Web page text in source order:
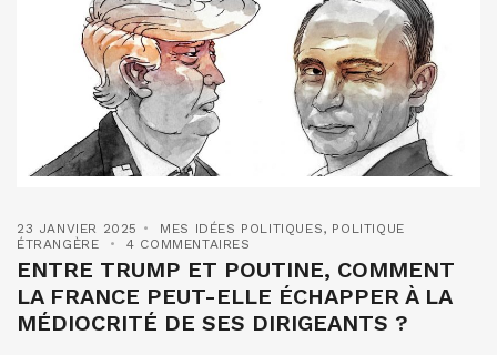
23 JANVIER 2025 MES IDÉES POLITIQUES, POLITIQUE
ÉTRANGÈRE
4 COMMENTAIRES
ENTRE TRUMP ET POUTINE, COMMENT
LA FRANCE PEUT-ELLE ÉCHAPPER À LA
MÉDIOCRITÉ DE SES DIRIGEANTS ?